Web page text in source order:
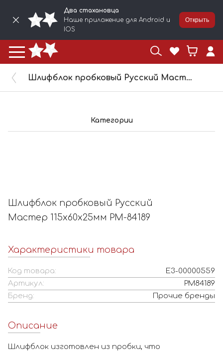
Два стахановца
Наше приложение для Android и
IOS
Открыть
Шлифблок пробковый Русский Мастер 115х60х25мм РМ-84189
Категории
Шлифблок пробковый Русский
Мастер 115х60х25мм РМ-84189
Характеристики товара
Код товара:
Е3-00000559
Артикул:
РМ84189
Бренд:
Прочие бренды
Описание
Шлифблок изготовлен из пробки, что